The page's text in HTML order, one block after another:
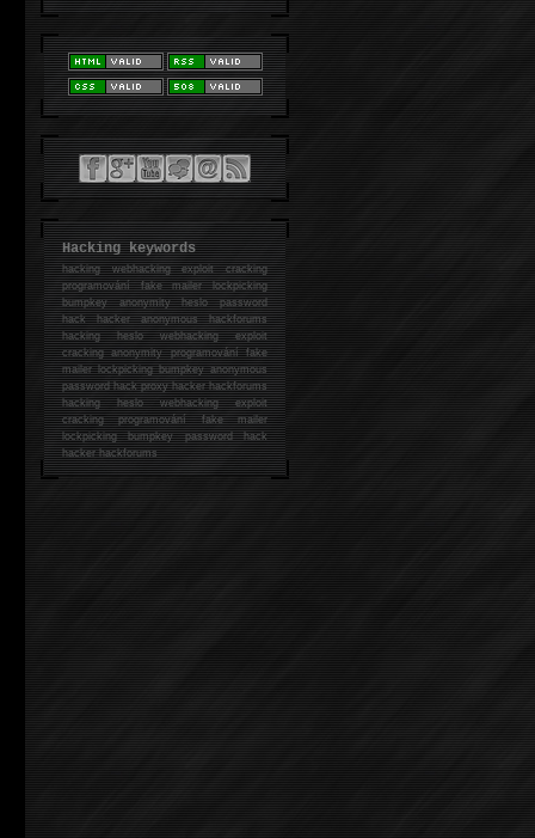
Hacking keywords
hackingwebhacking exploit cracking
programování fake mailer lockpicking
bumpkey anonymity heslo password
hackhacker anonymous hackforums
hackingheslo webhacking exploit
cracking anonymity programování fake
mailer lockpicking bumpkey anonymous
password hack proxy hacker hackforums
hacking heslo webhacking exploit
cracking programování fake mailer
lockpicking bumpkey password hack
hackerhackforums